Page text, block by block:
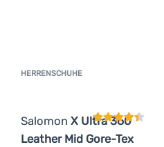
HERRENSCHUHE
Salomon X Ultra 360
Leather Mid Gore-Tex